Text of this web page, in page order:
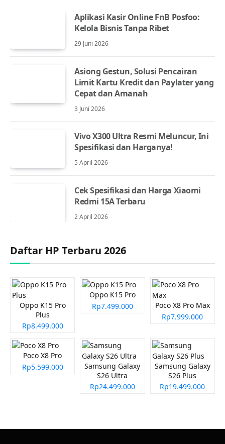
Aplikasi Kasir Online FnB Posfoo:
Kelola Bisnis Tanpa Ribet
29 Juni 2026
Asiong Gestun, Solusi Pencairan
Limit Kartu Kredit dan Paylater yang
Cepat dan Amanah
3 Juni 2026
Vivo X300 Ultra Resmi Meluncur, Ini
Spesifikasi dan Harganya!
5 April 2026
Cek Spesifikasi dan Harga Xiaomi
Redmi 15A Terbaru
2 April 2026
Daftar HP Terbaru 2026
Oppo K15 Pro
Plus
Rp8.499.000
Oppo K15 Pro
Rp7.499.000
Poco X8 Pro Max
Rp7.999.000
Poco X8 Pro
Rp5.599.000
Samsung Galaxy
S26 Ultra
Rp24.499.000
Samsung Galaxy
S26 Plus
Rp19.499.000